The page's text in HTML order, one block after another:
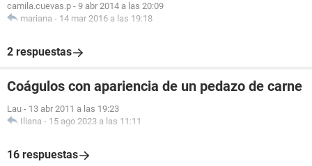
camila.cuevas.p - 9 abr 2014 a las 20:09
mariana - 14 mar 2016 a las 19:18
2 respuestas
Coágulos con apariencia de un pedazo de carne
Lau - 13 abr 2011 a las 19:23
Iliana - 15 ago 2023 a las 11:11
16 respuestas